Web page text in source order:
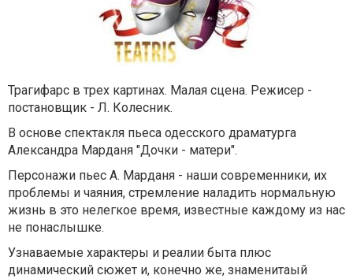
Трагифарс в трех картинах. Малая сцена. Режисер -
постановщик - Л. Колесник.
В основе спектакля пьеса одесского драматурга
Александра Марданя "Дочки - матери".
Персонажи пьес А. Марданя - наши современники, их
проблемы и чаяния, стремление наладить нормальную
жизнь в это нелегкое время, известные каждому из нас
не понаслышке.
Узнаваемые характеры и реалии быта плюс
динамический сюжет и, конечно же, знаменитаый